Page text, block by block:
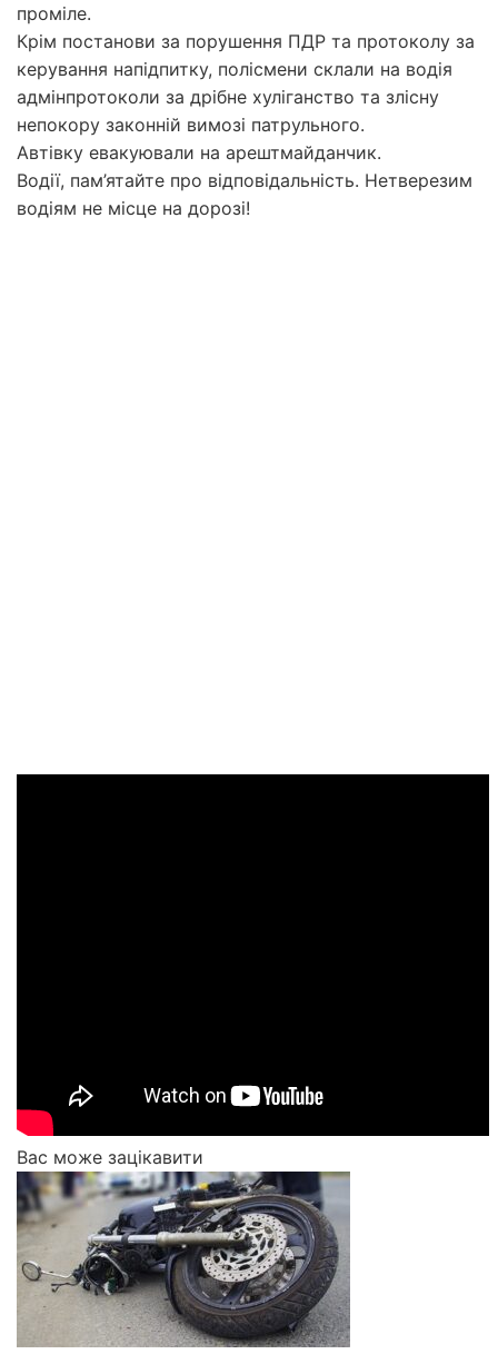
проміле.
Крім постанови за порушення ПДР та протоколу за
керування напідпитку, полісмени склали на водія
адмінпротоколи за дрібне хуліганство та злісну
непокору законній вимозі патрульного.
Автівку евакуювали на арештмайданчик.
Водії, пам’ятайте про відповідальність. Нетверезим
водіям не місце на дорозі!
Вас може зацікавити